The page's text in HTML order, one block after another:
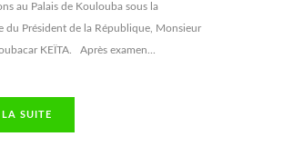
au Palais de Koulouba sous la
du Président de la République, Monsieur
KEÏTA. Après examen...
LA SUITE